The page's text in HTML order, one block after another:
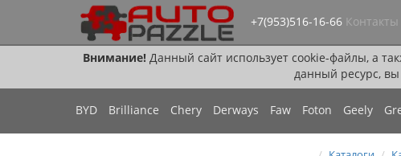
Внимание!Данный сайт использует cookie-файлы, а
данный ресурс, вы
+7(953)516-16-66 Контакты
BYD Brilliance Chery Derways Faw Foton Geely